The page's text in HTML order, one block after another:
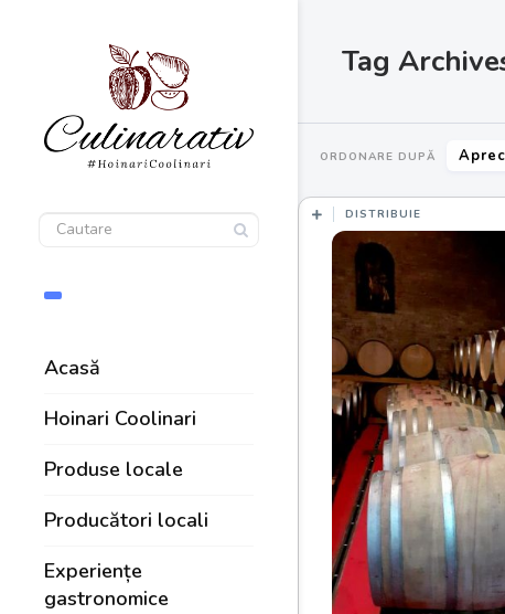
Acasă
Hoinari Coolinari
Produse locale
Producători locali
Experiențe
gastronomice
Tag
ORDONARE DUPĂ
DISTRIBUIE